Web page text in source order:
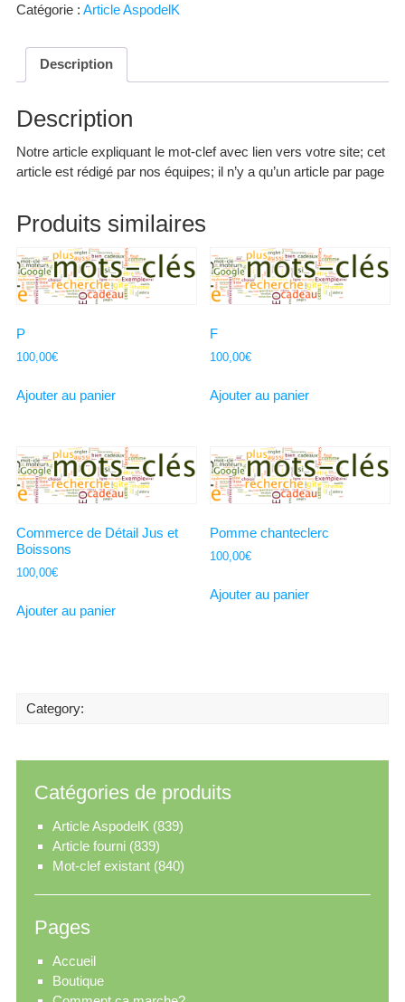
Professionnel
Catégorie : Article AspodelK
Description
Description
Notre article expliquant le mot-clef avec lien vers votre site; cet
article est rédigé par nos équipes; il n’y a qu’un article par page
Produits similaires
P
100,00€
Ajouter au panier
F
100,00€
Ajouter au panier
Commerce de Détail Jus et
Boissons
100,00€
Ajouter au panier
Pomme chanteclerc
100,00€
Ajouter au panier
Category:
Catégories de produits
Article AspodelK (839)
Article fourni (839)
Mot-clef existant (840)
Pages
Accueil
Boutique